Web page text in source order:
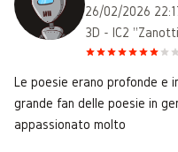
26/02/2026
3D - IC2
Le poesie erano profonde e
grande fan delle poesie in
appassionato molto